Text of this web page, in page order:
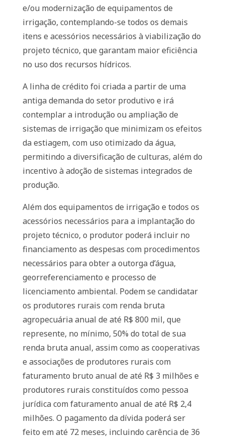
e/ou modernização de equipamentos de
irrigação, contemplando-se todos os demais
itens e acessórios necessários à viabilização do
projeto técnico, que garantam maior eficiência
no uso dos recursos hídricos.
A linha de crédito foi criada a partir de uma
antiga demanda do setor produtivo e irá
contemplar a introdução ou ampliação de
sistemas de irrigação que minimizam os efeitos
da estiagem, com uso otimizado da água,
permitindo a diversificação de culturas, além do
incentivo à adoção de sistemas integrados de
produção.
Além dos equipamentos de irrigação e todos os
acessórios necessários para a implantação do
projeto técnico, o produtor poderá incluir no
financiamento as despesas com procedimentos
necessários para obter a outorga d’água,
georreferenciamento e processo de
licenciamento ambiental. Podem se candidatar
os produtores rurais com renda bruta
agropecuária anual de até R$ 800 mil, que
represente, no mínimo, 50% do total de sua
renda bruta anual, assim como as cooperativas
e associações de produtores rurais com
faturamento bruto anual de até R$ 3 milhões e
produtores rurais constituídos como pessoa
jurídica com faturamento anual de até R$ 2,4
milhões. O pagamento da dívida poderá ser
feito em até 72 meses, incluindo carência de 36